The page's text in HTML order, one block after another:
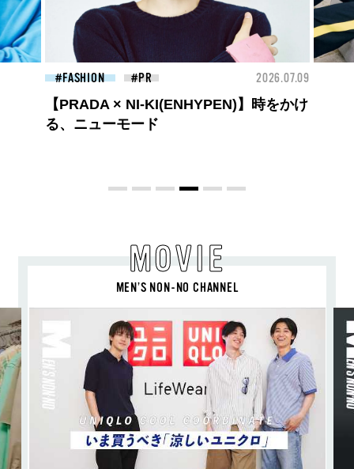
FASHION 2026.07.09
ロエベの新しい世界へようこそ。大胆な
コントラストとレイヤードの先に。装う
MOVIE
MEN’S NON-NO CHANNEL